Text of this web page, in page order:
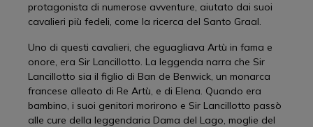
protagonista di numerose avventure, aiutato dai suoi
cavalieri più fedeli, come la ricerca del Santo Graal.
Uno di questi cavalieri, che eguagliava Artù in fama e
onore, era Sir Lancillotto. La leggenda narra che Sir
Lancillotto sia il figlio di Ban de Benwick, un monarca
francese alleato di Re Artù, e di Elena. Quando era
bambino, i suoi genitori morirono e Sir Lancillotto passò
alle cure della leggendaria Dama del Lago, moglie del